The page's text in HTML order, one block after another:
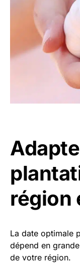
région
La date optimale
dépend en
de votre région.